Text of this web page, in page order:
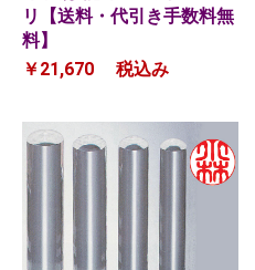
リ【送料・代引き手数料無
料】
￥21,670
税込み